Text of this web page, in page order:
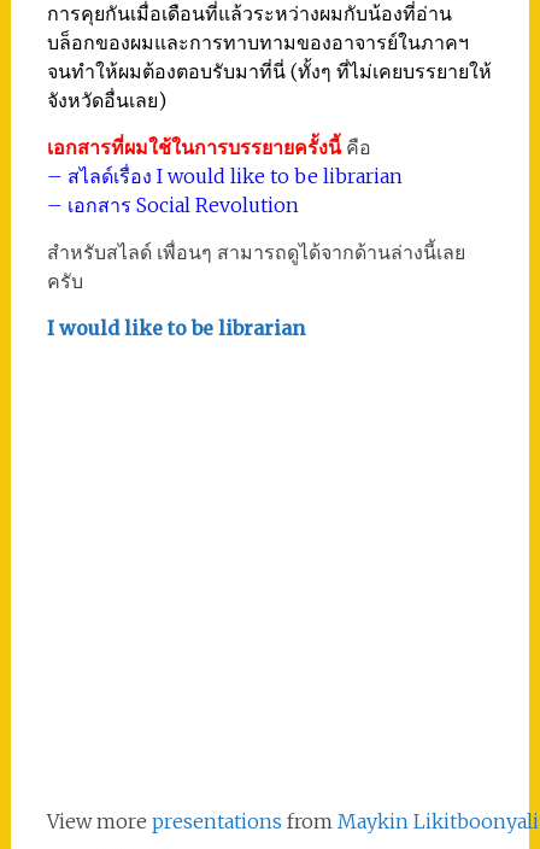
การคุยกันเมื่อเดือนที่แล้วระหว่างผมกับน้องที่อ่าน
บล็อกของผมและการทาบทามของอาจารย์ในภาคฯ
จนทำให้ผมต้องตอบรับมาที่นี่ (ทั้งๆ ที่ไม่เคยบรรยายให้
จังหวัดอื่นเลย)
เอกสารที่ผมใช้ในการบรรยายครั้งนี้ คือ
– สไลด์เรื่อง I would like to be librarian
– เอกสาร Social Revolution
สำหรับสไลด์ เพื่อนๆ สามารถดูได้จากด้านล่างนี้เลย
ครับ
I would like to be librarian
View more presentations from Maykin